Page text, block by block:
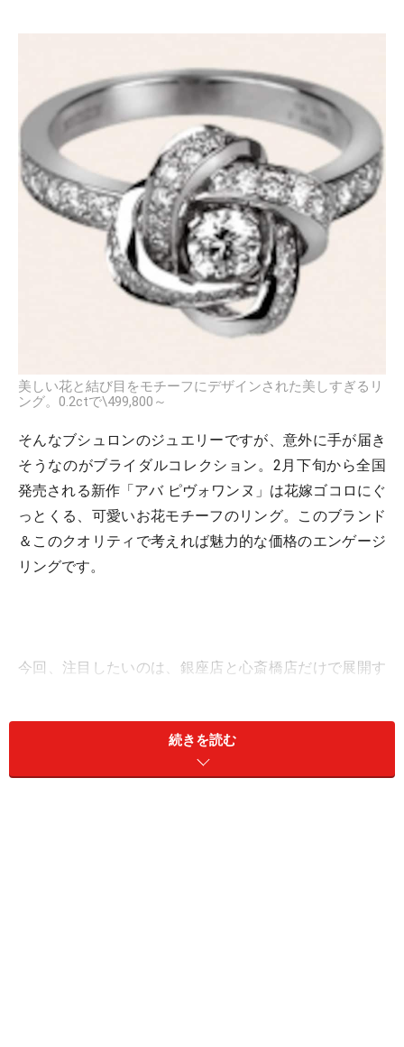
美しい花と結び目をモチーフにデザインされた美しすぎるリ
ング。0.2ctで\499,800～
そんなブシュロンのジュエリーですが、意外に手が届き
そうなのがブライダルコレクション。2月下旬から全国
発売される新作「アバ ピヴォワンヌ」は花嫁ゴコロにぐ
っとくる、可愛いお花モチーフのリング。このブランド
＆このクオリティで考えれば魅力的な価格のエンゲージ
リングです。
今回、注目したいのは、銀座店と心斎橋店だけで展開す
カスタマイズできるオーダーシステム「マイキャト
続きを読む